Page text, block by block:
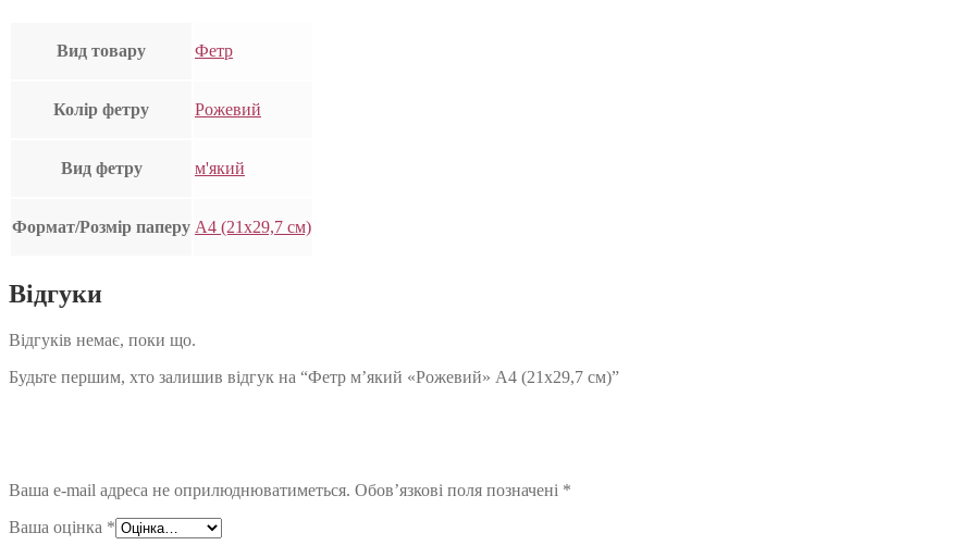
Вид товару Фетр
Колір фетру Рожевий
Вид фетру м'який
Формат/Розмір паперу А4 (21х29,7 см)
Відгуки
Відгуків немає, поки що.
Будьте першим, хто залишив відгук на “Фетр м’який «Рожевий» А4 (21х29,7 см)”
Ваша e-mail адреса не оприлюднюватиметься. Обов’язкові поля позначені *
Ваша оцінка *